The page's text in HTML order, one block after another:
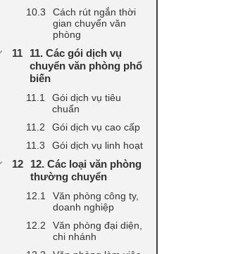
Cách rút ngắn thời
gian chuyển văn
phòng
11. Các gói dịch vụ
chuyển văn phòng phổ
biến
Gói dịch vụ tiêu
chuẩn
Gói dịch vụ cao cấp
Gói dịch vụ linh hoạt
12. Các loại văn phòng
thường chuyển
Văn phòng công ty,
doanh nghiệp
Văn phòng đại diện,
chi nhánh